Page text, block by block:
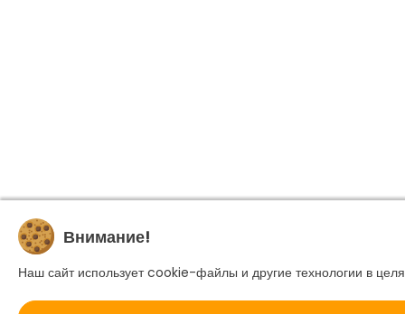
Внимание!
Наш сайт использует cookie-файлы и другие технологии в